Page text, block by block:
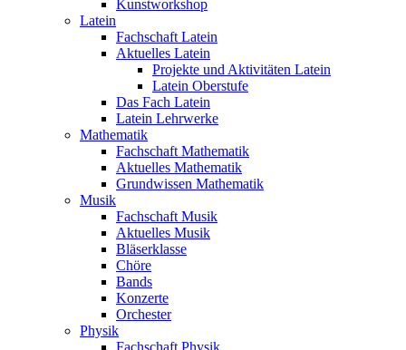
Kunstworkshop
Latein
Fachschaft Latein
Aktuelles Latein
Projekte und Aktivitäten Latein
Latein Oberstufe
Das Fach Latein
Latein Lehrwerke
Mathematik
Fachschaft Mathematik
Aktuelles Mathematik
Grundwissen Mathematik
Musik
Fachschaft Musik
Aktuelles Musik
Bläserklasse
Chöre
Bands
Konzerte
Orchester
Physik
Fachschaft Physik